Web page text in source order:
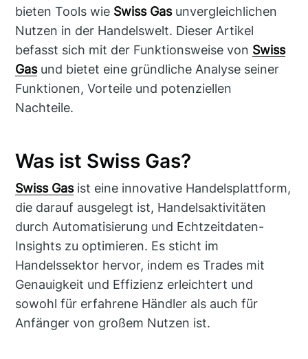
bieten Tools wie Swiss Gasunvergleichlichen
Nutzen in der Handelswelt. Dieser Artikel
befasst sich mit der Funktionsweise von Swiss
Gasund bietet eine gründliche Analyse seiner
Funktionen, Vorteile und potenziellen
Nachteile.
Was ist Swiss Gas?
Swiss Gasist eine innovative Handelsplattform,
die darauf ausgelegt ist, Handelsaktivitäten
durch Automatisierung und Echtzeitdaten-
Insights zu optimieren. Es sticht im
Handelssektor hervor, indem es Trades mit
Genauigkeit und Effizienz erleichtert und
sowohl für erfahrene Händler als auch für
Anfänger von großem Nutzen ist.